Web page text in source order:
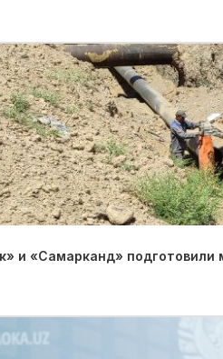
и «Самарканд» подготовили